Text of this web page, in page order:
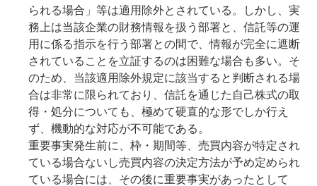
られる場合」等は適用除外とされている。しかし、実
務上は当該企業の財務情報を扱う部署と、信託等の運
用に係る指示を行う部署との間で、情報が完全に遮断
されていることを立証するのは困難な場合も多い。そ
のため、当該適用除外規定に該当すると判断される場
合は非常に限られており、信託を通じた自己株式の取
得・処分についても、極めて硬直的な形でしか行え
ず、機動的な対応が不可能である。
重要事実発生前に、枠・期間等、売買内容が特定され
ている場合ないし売買内容の決定方法が予め定められ
ている場合には、その後に重要事実があったとして